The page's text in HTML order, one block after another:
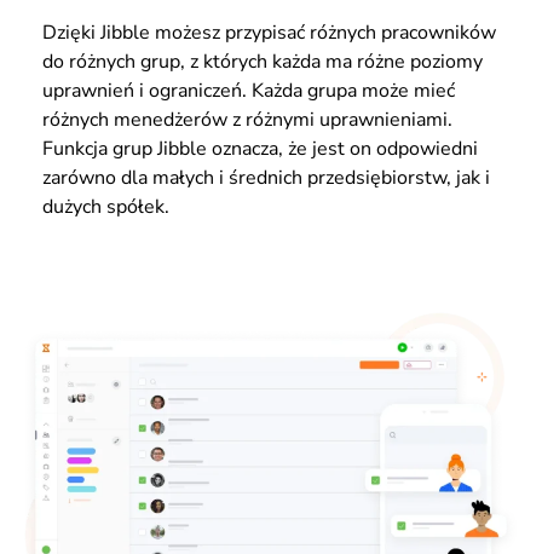
Dzięki Jibble możesz przypisać różnych pracowników
do różnych grup, z których każda ma różne poziomy
uprawnień i ograniczeń. Każda grupa może mieć
różnych menedżerów z różnymi uprawnieniami.
Funkcja grup Jibble oznacza, że jest on odpowiedni
zarówno dla małych i średnich przedsiębiorstw, jak i
dużych spółek.